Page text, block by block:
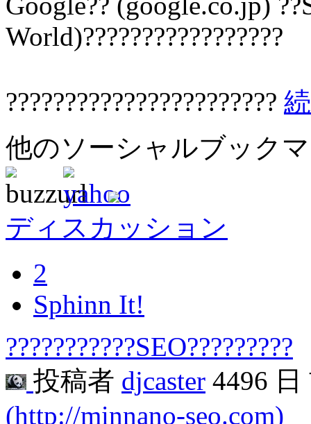
World)?????????????????
???????????????????????
他のソーシャルブック
ディスカッション
2
Sphinn It!
???????????SEO?????????
投稿者 djcaster 4496 日
(http://minnano-seo.com)